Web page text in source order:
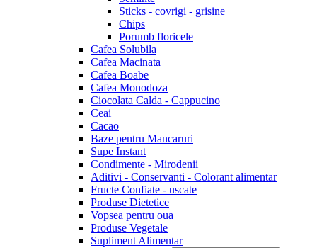
Sticks - covrigi - grisine
Chips
Porumb floricele
Cafea Solubila
Cafea Macinata
Cafea Boabe
Cafea Monodoza
Ciocolata Calda - Cappucino
Ceai
Cacao
Baze pentru Mancaruri
Supe Instant
Condimente - Mirodenii
Aditivi - Conservanti - Colorant alimentar
Fructe Confiate - uscate
Produse Dietetice
Vopsea pentru oua
Produse Vegetale
Supliment Alimentar